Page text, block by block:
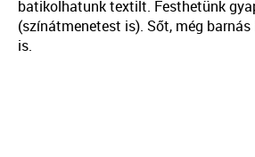
batikolhatunk textilt. Festhetünk
(színátmenetest is). Sőt, még
is.